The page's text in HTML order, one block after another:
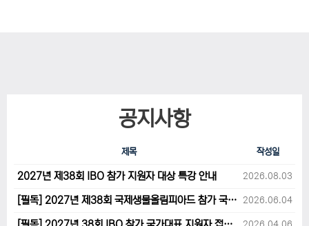
공지사항
제목 작성일
2027년 제38회 IBO 참가 지원자 대상 특강 안내 2026.08.03
[필독] 2027년 제38회 국제생물올림피아드 참가 국가대표 1차후보자 선발고사 범위 및 일정 안내 2026.06.04